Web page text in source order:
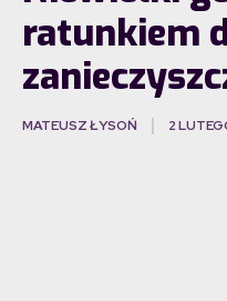
ratunkiem
MATEUSZ ŁYSOŃ 2